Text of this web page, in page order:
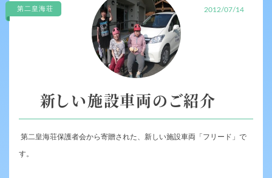
第二皇海荘 2012/07/14
新しい施設車両のご紹介
第二皇海荘保護者会から寄贈された、新しい施設車両「フリード」で
す。